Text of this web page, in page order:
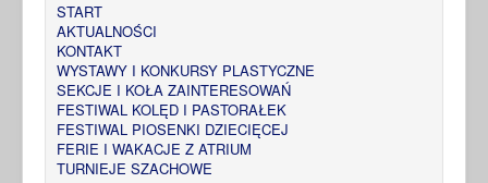
START
AKTUALNOŚCI
KONTAKT
WYSTAWY I KONKURSY PLASTYCZNE
SEKCJE I KOŁA ZAINTERESOWAŃ
FESTIWAL KOLĘD I PASTORAŁEK
FESTIWAL PIOSENKI DZIECIĘCEJ
FERIE I WAKACJE Z ATRIUM
TURNIEJE SZACHOWE